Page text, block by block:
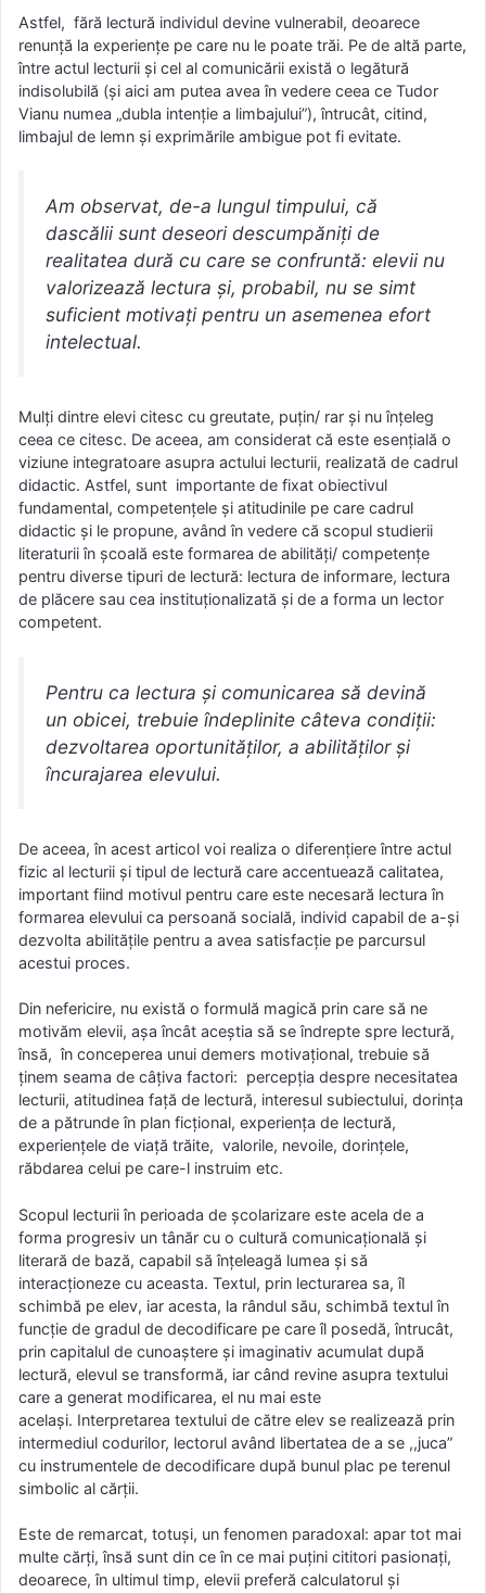
Astfel, fără lectură individul devine vulnerabil, deoarece
renunţă la experienţe pe care nu le poate trăi. Pe de altă parte,
între actul lecturii şi cel al comunicării există o legătură
indisolubilă (şi aici am putea avea în vedere ceea ce Tudor
Vianu numea „dubla intenţie a limbajului”), întrucât, citind,
limbajul de lemn și exprimările ambigue pot fi evitate.
Am observat, de-a lungul timpului, că
dascălii sunt deseori descumpăniţi de
realitatea dură cu care se confruntă: elevii nu
valorizează lectura şi, probabil, nu se simt
suficient motivaţi pentru un asemenea efort
intelectual.
Mulţi dintre elevi citesc cu greutate, puţin/ rar şi nu înţeleg
ceea ce citesc. De aceea, am considerat că este esenţială o
viziune integratoare asupra actului lecturii, realizată de cadrul
didactic. Astfel, sunt importante de fixat obiectivul
fundamental, competenţele şi atitudinile pe care cadrul
didactic şi le propune, având în vedere că scopul studierii
literaturii în şcoală este formarea de abilităţi/ competenţe
pentru diverse tipuri de lectură: lectura de informare, lectura
de plăcere sau cea instituţionalizată şi de a forma un lector
competent.
Pentru ca lectura şi comunicarea să devină
un obicei, trebuie îndeplinite câteva condiţii:
dezvoltarea oportunităţilor, a abilităţilor şi
încurajarea elevului.
De aceea, în acest articol voi realiza o diferenţiere între actul
fizic al lecturii şi tipul de lectură care accentuează calitatea,
important fiind motivul pentru care este necesară lectura în
formarea elevului ca persoană socială, individ capabil de a-şi
dezvolta abilităţile pentru a avea satisfacţie pe parcursul
acestui proces.
Din nefericire, nu există o formulă magică prin care să ne
motivăm elevii, aşa încât aceştia să se îndrepte spre lectură,
însă, în conceperea unui demers motivaţional, trebuie să
ţinem seama de câţiva factori: percepţia despre necesitatea
lecturii, atitudinea faţă de lectură, interesul subiectului, dorinţa
de a pătrunde în plan ficţional, experienţa de lectură,
experienţele de viaţă trăite, valorile, nevoile, dorinţele,
răbdarea celui pe care-l instruim etc.
Scopul lecturii în perioada de şcolarizare este acela de a
forma progresiv un tânăr cu o cultură comunicaţională şi
literară de bază, capabil să înţeleagă lumea şi să
interacţioneze cu aceasta. Textul, prin lecturarea sa, îl
schimbă pe elev, iar acesta, la rândul său, schimbă textul în
funcţie de gradul de decodificare pe care îl posedă, întrucât,
prin capitalul de cunoaştere şi imaginativ acumulat după
lectură, elevul se transformă, iar când revine asupra textului
care a generat modificarea, el nu mai este
acelaşi. Interpretarea textului de către elev se realizează prin
intermediul codurilor, lectorul având libertatea de a se ,,juca”
cu instrumentele de decodificare după bunul plac pe terenul
simbolic al cărţii.
Este de remarcat, totuşi, un fenomen paradoxal: apar tot mai
multe cărţi, însă sunt din ce în ce mai puţini cititori pasionaţi,
deoarece, în ultimul timp, elevii preferă calculatorul şi